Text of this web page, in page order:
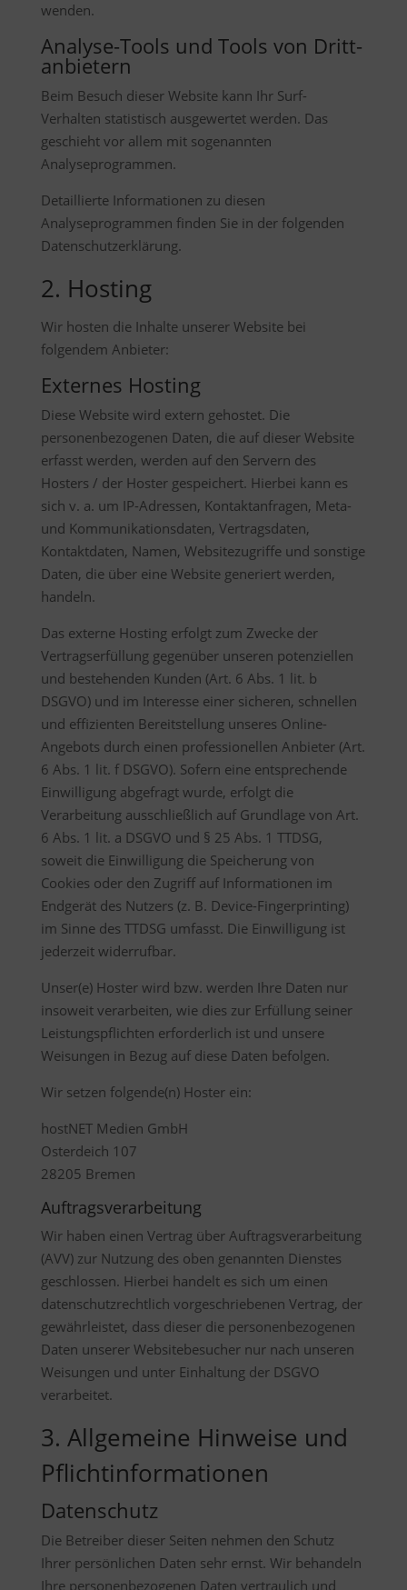
wenden.
Analyse-Tools und Tools von Dritt­
anbietern
Beim Besuch dieser Website kann Ihr Surf-
Verhalten statistisch ausgewertet werden. Das
geschieht vor allem mit sogenannten
Analyseprogrammen.
Detaillierte Informationen zu diesen
Analyseprogrammen finden Sie in der folgenden
Datenschutzerklärung.
2. Hosting
Wir hosten die Inhalte unserer Website bei
folgendem Anbieter:
Externes Hosting
Diese Website wird extern gehostet. Die
personenbezogenen Daten, die auf dieser Website
erfasst werden, werden auf den Servern des
Hosters / der Hoster gespeichert. Hierbei kann es
sich v. a. um IP-Adressen, Kontaktanfragen, Meta-
und Kommunikationsdaten, Vertragsdaten,
Kontaktdaten, Namen, Websitezugriffe und sonstige
Daten, die über eine Website generiert werden,
handeln.
Das externe Hosting erfolgt zum Zwecke der
Vertragserfüllung gegenüber unseren potenziellen
und bestehenden Kunden (Art. 6 Abs. 1 lit. b
DSGVO) und im Interesse einer sicheren, schnellen
und effizienten Bereitstellung unseres Online-
Angebots durch einen professionellen Anbieter (Art.
6 Abs. 1 lit. f DSGVO). Sofern eine entsprechende
Einwilligung abgefragt wurde, erfolgt die
Verarbeitung ausschließlich auf Grundlage von Art.
6 Abs. 1 lit. a DSGVO und § 25 Abs. 1 TTDSG,
soweit die Einwilligung die Speicherung von
Cookies oder den Zugriff auf Informationen im
Endgerät des Nutzers (z. B. Device-Fingerprinting)
im Sinne des TTDSG umfasst. Die Einwilligung ist
jederzeit widerrufbar.
Unser(e) Hoster wird bzw. werden Ihre Daten nur
insoweit verarbeiten, wie dies zur Erfüllung seiner
Leistungspflichten erforderlich ist und unsere
Weisungen in Bezug auf diese Daten befolgen.
Wir setzen folgende(n) Hoster ein:
hostNET Medien GmbH
Osterdeich 107
28205 Bremen
Auftragsverarbeitung
Wir haben einen Vertrag über Auftragsverarbeitung
(AVV) zur Nutzung des oben genannten Dienstes
geschlossen. Hierbei handelt es sich um einen
datenschutzrechtlich vorgeschriebenen Vertrag, der
gewährleistet, dass dieser die personenbezogenen
Daten unserer Websitebesucher nur nach unseren
Weisungen und unter Einhaltung der DSGVO
verarbeitet.
3. Allgemeine Hinweise und
Pflicht­informationen
Datenschutz
Die Betreiber dieser Seiten nehmen den Schutz
Ihrer persönlichen Daten sehr ernst. Wir behandeln
Ihre personenbezogenen Daten vertraulich und